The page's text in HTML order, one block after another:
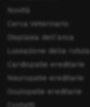
Novità
Cerca Veterinario
Displasia dell'anca
Lussazione della rotula
Cardiopatie ereditarie
Neuropatie ereditarie
Oculopatie ereditarie
Contatti